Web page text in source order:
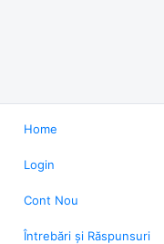
Home
Login
Cont Nou
Întrebări și Răspunsuri